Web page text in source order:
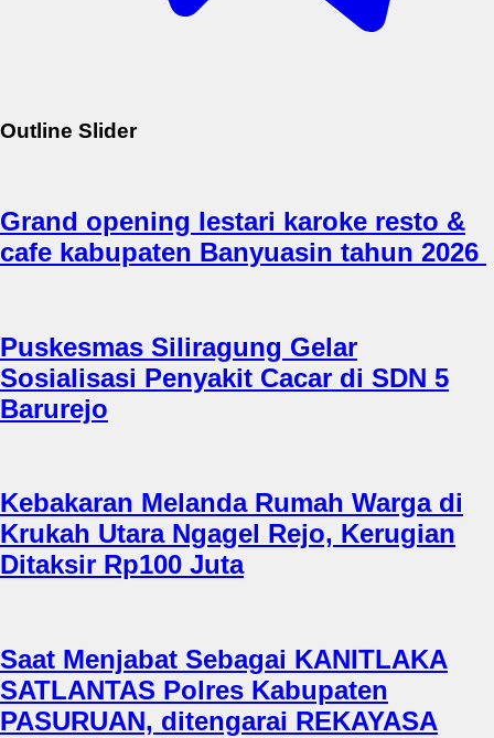
Outline Slider
Grand opening lestari karoke resto &
cafe kabupaten Banyuasin tahun 2026
Puskesmas Siliragung Gelar
Sosialisasi Penyakit Cacar di SDN 5
Barurejo
Kebakaran Melanda Rumah Warga di
Krukah Utara Ngagel Rejo, Kerugian
Ditaksir Rp100 Juta
Saat Menjabat Sebagai KANITLAKA
SATLANTAS Polres Kabupaten
PASURUAN, ditengarai REKAYASA